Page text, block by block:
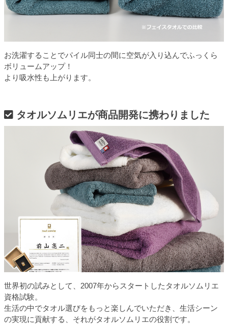
お洗濯することでパイル同士の間に空気が入り込んでふっくら
ボリュームアップ！
より吸水性も上がります。
タオルソムリエが商品開発に携わりました
世界初の試みとして、2007年からスタートしたタオルソムリエ
資格試験。
生活の中でタオル選びをもっと楽しんでいただき、生活シーン
の実現に貢献する、それがタオルソムリエの役割です。